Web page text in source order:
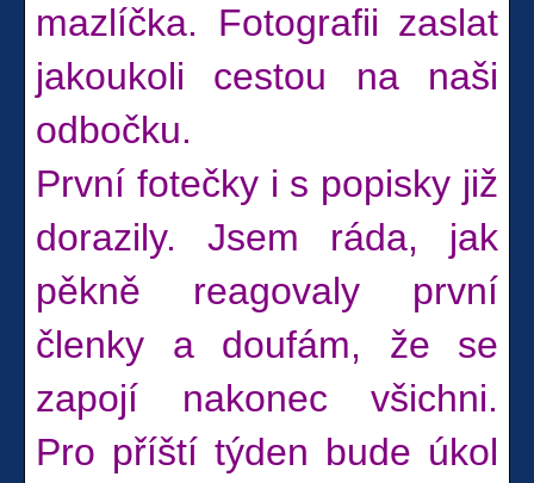
mazlíčka. Fotografii zaslat
jakoukoli cestou na naši
odbočku.
První fotečky i s popisky již
dorazily. Jsem ráda, jak
pěkně reagovaly první
členky a doufám, že se
zapojí nakonec všichni.
Pro příští týden bude úkol